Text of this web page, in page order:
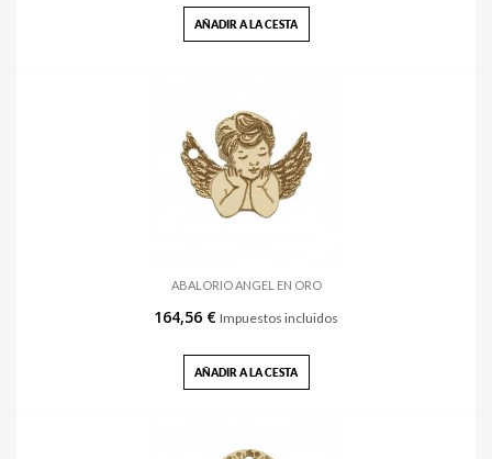
AÑADIR A LA CESTA
ABALORIO ANGEL EN ORO
164,56 € Impuestos incluidos
AÑADIR A LA CESTA